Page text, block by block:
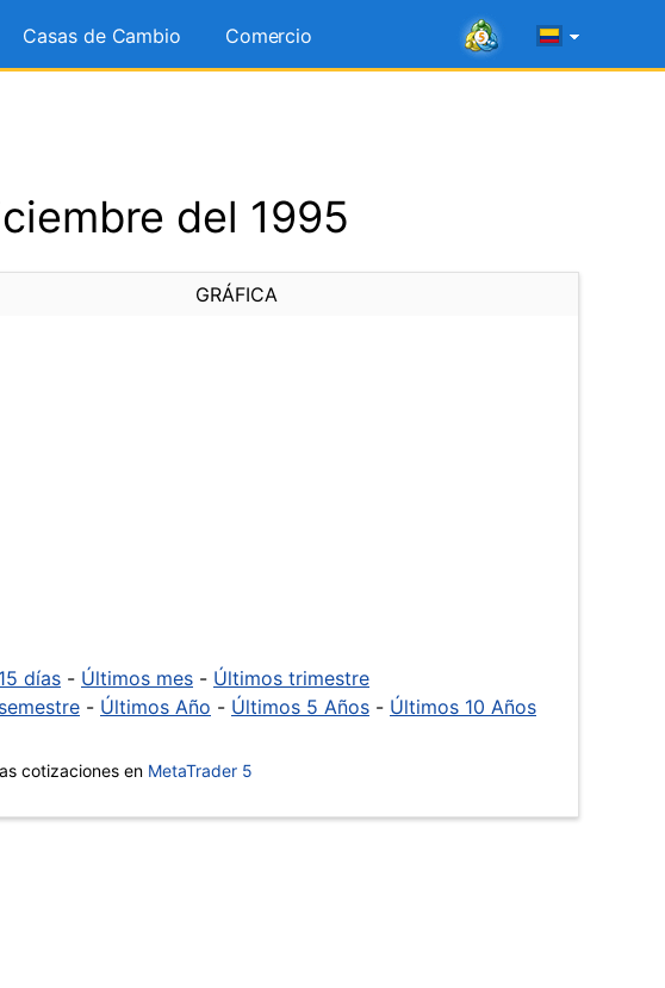
Casas de Cambio Comercio
del 1995
GRÁFICA
días - Últimos mes - Últimos trimestre
- Últimos Año - Últimos 5 Años - Últimos 10 Años
cotizaciones en MetaTrader 5